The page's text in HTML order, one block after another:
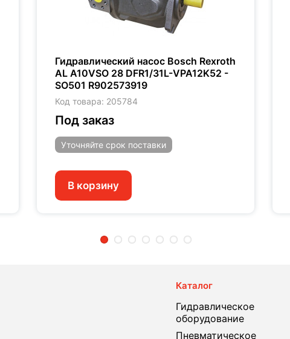
Гидравлический насос Bosch Rexroth
AL A10VSO 28 DFR1/31L-VPA12K52 -
SO501 R902573919
Код товара: 205784
Под заказ
Уточняйте срок поставки
В корзину
Каталог
Гидравлическое
оборудование
Пневматическое